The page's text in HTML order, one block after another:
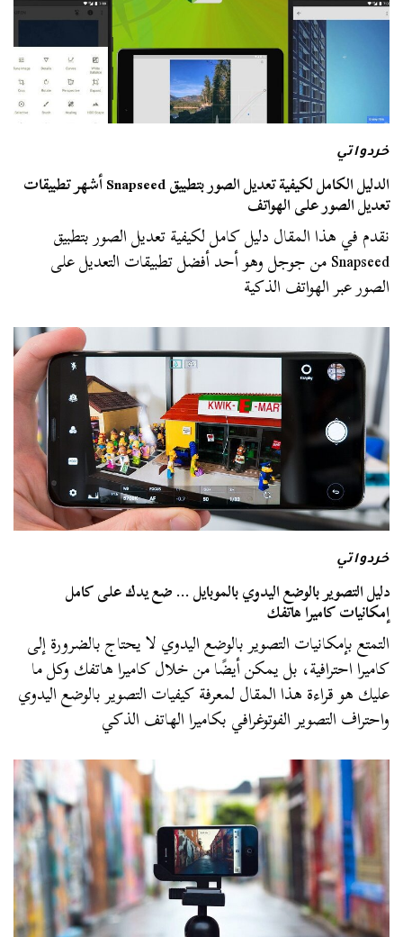
خردواتي
الدليل الكامل لكيفية تعديل الصور بتطبيق Snapseed أشهر تطبيقات
تعديل الصور على الهواتف
نقدم في هذا المقال دليل كامل لكيفية تعديل الصور بتطبيق
Snapseed من جوجل وهو أحد أفضل تطبيقات التعديل على
الصور عبر الهواتف الذكية
خردواتي
دليل التصوير بالوضع اليدوي بالموبايل … ضع يدك على كامل
إمكانيات كاميرا هاتفك
التمتع بإمكانيات التصوير بالوضع اليدوي لا يحتاج بالضرورة إلى
كاميرا احترافية، بل يمكن أيضًا من خلال كاميرا هاتفك وكل ما
عليك هو قراءة هذا المقال لمعرفة كيفيات التصوير بالوضع اليدوي
واحتراف التصوير الفوتوغرافي بكاميرا الهاتف الذكي